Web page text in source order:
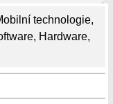
technologie,
, Hardware,